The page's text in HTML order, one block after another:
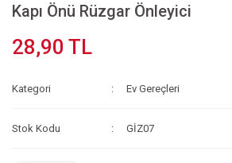
Kapı Önü Rüzgar Önleyici
28,90 TL
Kategori Ev Gereçleri
Stok Kodu GİZ07